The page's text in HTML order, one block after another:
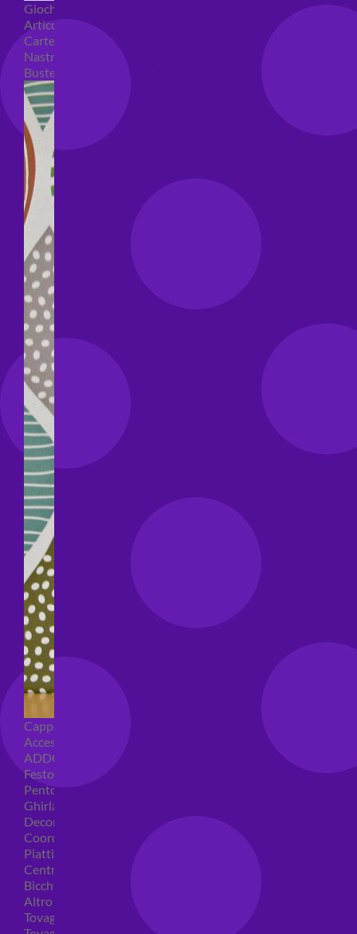
Giochi pirici
Articoli per confezioni regalo
Carte regalo
Nastri e coccarde
Buste regalo
Cappellini per feste
Accessori per feste
ADDOBBI COMPLEANNO
Festoni compleanno
Pentolacce
Ghirlande decorative
Decorazioni tavola
Coordinati tavola per feste
Piatti compleanno
Centrotavola
Bicchieri feste
Altro
Tovaglioli